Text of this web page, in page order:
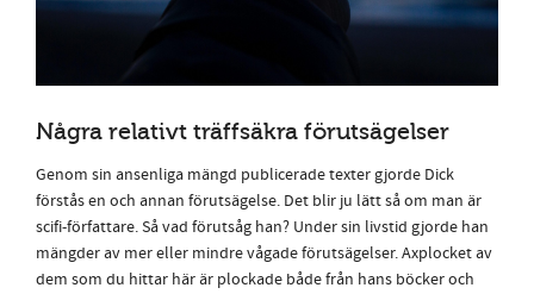
Några relativt träffsäkra förutsägelser
Genom sin ansenliga mängd publicerade texter gjorde Dick
förstås en och annan förutsägelse. Det blir ju lätt så om man är
scifi-författare. Så vad förutsåg han? Under sin livstid gjorde han
mängder av mer eller mindre vågade förutsägelser. Axplocket av
dem som du hittar här är plockade både från hans böcker och